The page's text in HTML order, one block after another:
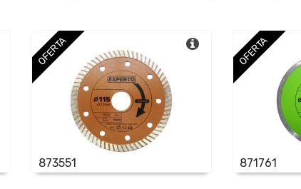
OFERTA
873551
OFERTA
871761